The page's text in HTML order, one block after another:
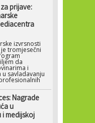
prijave:
izvrsnosti
tromjesečni
da
i
u savladavanju
Nagrade
u
medijskoj